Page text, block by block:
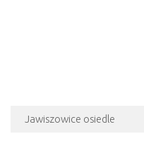
Jawiszowice osiedle